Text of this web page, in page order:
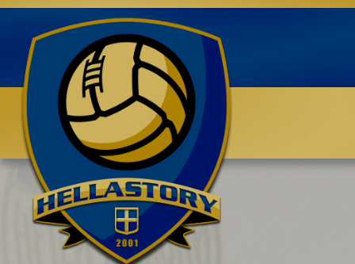
Benvenuti su HELLASTORY.net